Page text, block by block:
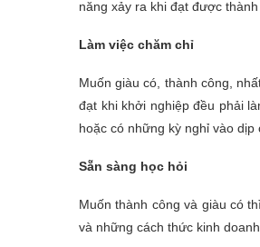
năng xảy ra khi đạt được
Làm việc chăm chỉ
Muốn giàu có, thành công,
đạt khi khởi nghiệp đều phải
hoặc có những kỳ nghỉ vào dịp
Sẵn sàng học hỏi
Muốn thành công và giàu có
và những cách thức kinh